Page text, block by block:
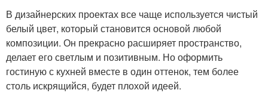
В дизайнерских проектах все чаще используется чистый
белый цвет, который становится основой любой
композиции. Он прекрасно расширяет пространство,
делает его светлым и позитивным. Но оформить
гостиную с кухней вместе в один оттенок, тем более
столь искрящийся, будет плохой идеей.